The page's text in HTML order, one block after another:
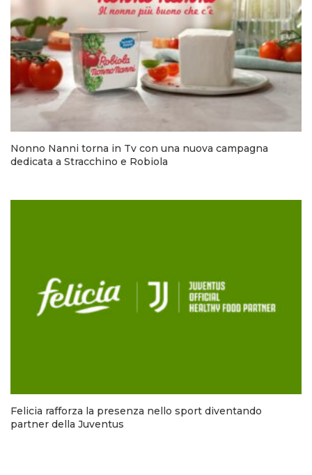
Nonno Nanni torna in Tv con una nuova campagna
dedicata a Stracchino e Robiola
Felicia rafforza la presenza nello sport diventando
partner della Juventus